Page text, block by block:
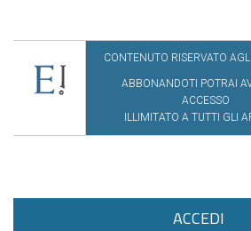
CONTENUTO RISERVATO
ABBONANDOTI POTRAI
ACCESSO
ILLIMITATO A TUTTI GLI
ACCEDI